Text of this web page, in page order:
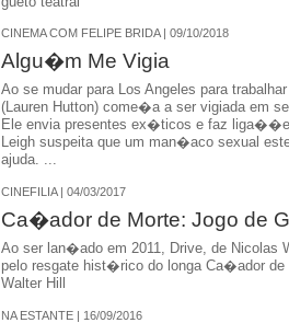
CINEMA COM FELIPE BRIDA | 09/10/2018
Algu�m Me Vigia
Ao se mudar para Los Angeles para
(Lauren Hutton) come�a a ser vigiada em
Ele envia presentes ex�ticos e faz
Leigh suspeita que um man�aco sexual
ajuda. ...
CINEFILIA | 04/03/2017
Ca�ador de Morte: Jogo de
Ao ser lan�ado em 2011, Drive, de Nicolas
pelo resgate hist�rico do longa Ca�ador de
Walter Hill
NA ESTANTE | 16/09/2016